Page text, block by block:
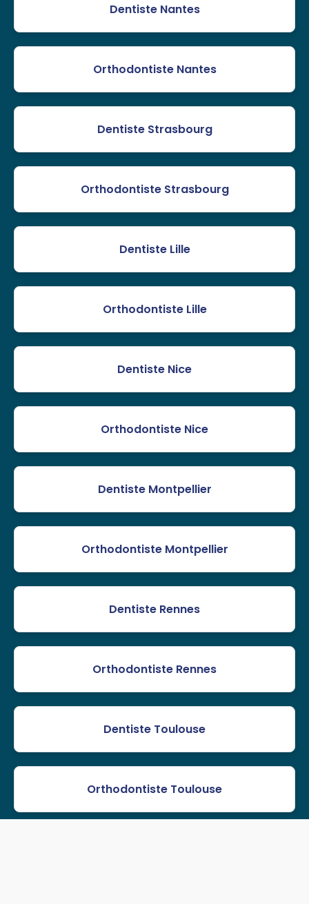
Dentiste Nantes
Orthodontiste Nantes
Dentiste Strasbourg
Orthodontiste Strasbourg
Dentiste Lille
Orthodontiste Lille
Dentiste Nice
Orthodontiste Nice
Dentiste Montpellier
Orthodontiste Montpellier
Dentiste Rennes
Orthodontiste Rennes
Dentiste Toulouse
Orthodontiste Toulouse